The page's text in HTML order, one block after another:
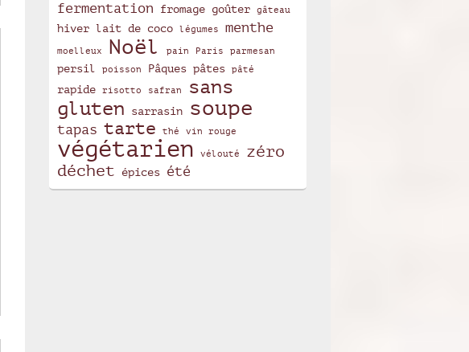
fermentation fromage goûter gâteau
hiver lait de coco légumes menthe
moelleux Noël pain Paris parmesan
persil poisson Pâques pâtes pâté
rapide risotto safran
sans
gluten
sarrasin soupe
tapas tarte thé vin rouge
végétarien vélouté
zéro
déchet
épices été